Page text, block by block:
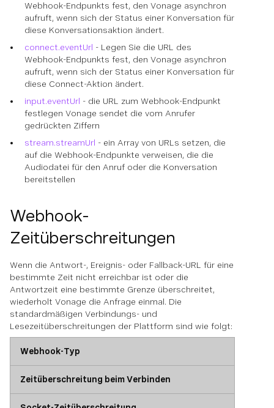
Webhook-Endpunkts fest, den Vonage asynchron
aufruft, wenn sich der Status einer Konversation für
diese Konversationsaktion ändert.
connect.eventUrl - Legen Sie die URL des
Webhook-Endpunkts fest, den Vonage asynchron
aufruft, wenn sich der Status einer Konversation für
diese Connect-Aktion ändert.
input.eventUrl - die URL zum Webhook-Endpunkt
festlegen Vonage sendet die vom Anrufer
gedrückten Ziffern
stream.streamUrl - ein Array von URLs setzen, die
auf die Webhook-Endpunkte verweisen, die die
Audiodatei für den Anruf oder die Konversation
bereitstellen
Webhook-
Zeitüberschreitungen
Wenn die Antwort-, Ereignis- oder Fallback-URL für eine
bestimmte Zeit nicht erreichbar ist oder die
Antwortzeit eine bestimmte Grenze überschreitet,
wiederholt Vonage die Anfrage einmal. Die
standardmäßigen Verbindungs- und
Lesezeitüberschreitungen der Plattform sind wie folgt:
Webhook-Typ
Zeitüberschreitung beim Verbinden